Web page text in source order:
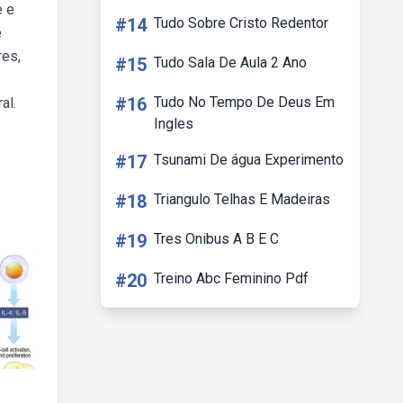
e
#14 Tudo Sobre Cristo Redentor
#15 Tudo Sala De Aula 2 Ano
#16 Tudo No Tempo De Deus Em
Ingles
#17 Tsunami De água Experimento
#18 Triangulo Telhas E Madeiras
#19 Tres Onibus A B E C
#20 Treino Abc Feminino Pdf